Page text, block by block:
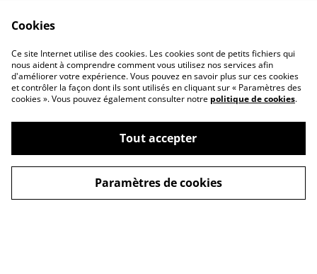
Contactez-nous
Mentions légales
Conditions générales
de vente
Politique de
confidentialité
Politique de cookies
Cookies
Ce site Internet utilise des cookies. Les cookies sont de petits fichiers qui
nous aident à comprendre comment vous utilisez nos services afin
d'améliorer votre expérience. Vous pouvez en savoir plus sur ces cookies
et contrôler la façon dont ils sont utilisés en cliquant sur « Paramètres des
cookies ». Vous pouvez également consulter notre politique de cookies.
Tout accepter
Paramètres de cookies